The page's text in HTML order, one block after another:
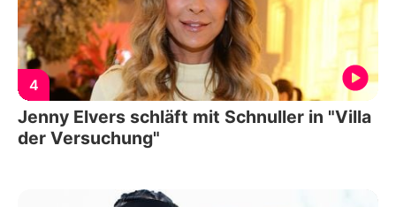
4
Jenny Elvers schläft mit Schnuller in "Villa
der Versuchung"